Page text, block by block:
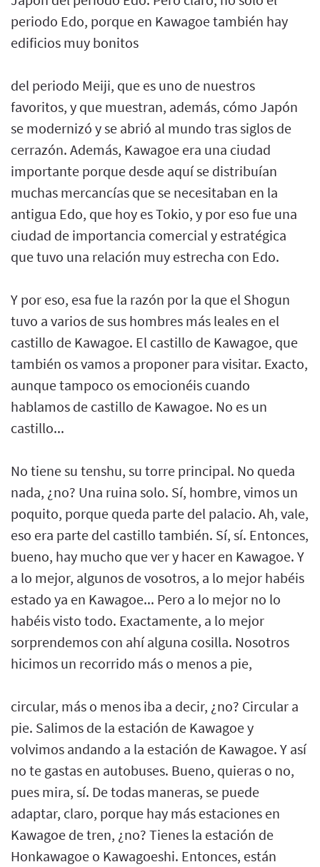
periodo Edo, porque en Kawagoe también hay
edificios muy bonitos
del periodo Meiji, que es uno de nuestros
favoritos, y que muestran, además, cómo Japón
se modernizó y se abrió al mundo tras siglos de
cerrazón. Además, Kawagoe era una ciudad
importante porque desde aquí se distribuían
muchas mercancías que se necesitaban en la
antigua Edo, que hoy es Tokio, y por eso fue una
ciudad de importancia comercial y estratégica
que tuvo una relación muy estrecha con Edo.
Y por eso, esa fue la razón por la que el Shogun
tuvo a varios de sus hombres más leales en el
castillo de Kawagoe. El castillo de Kawagoe, que
también os vamos a proponer para visitar. Exacto,
aunque tampoco os emocionéis cuando
hablamos de castillo de Kawagoe. No es un
castillo...
No tiene su tenshu, su torre principal. No queda
nada, ¿no? Una ruina solo. Sí, hombre, vimos un
poquito, porque queda parte del palacio. Ah, vale,
eso era parte del castillo también. Sí, sí. Entonces,
bueno, hay mucho que ver y hacer en Kawagoe. Y
a lo mejor, algunos de vosotros, a lo mejor habéis
estado ya en Kawagoe... Pero a lo mejor no lo
habéis visto todo. Exactamente, a lo mejor
sorprendemos con ahí alguna cosilla. Nosotros
hicimos un recorrido más o menos a pie,
circular, más o menos iba a decir, ¿no? Circular a
pie. Salimos de la estación de Kawagoe y
volvimos andando a la estación de Kawagoe. Y así
no te gastas en autobuses. Bueno, quieras o no,
pues mira, sí. De todas maneras, se puede
adaptar, claro, porque hay más estaciones en
Kawagoe de tren, ¿no? Tienes la estación de
Honkawagoe o Kawagoeshi. Entonces, están